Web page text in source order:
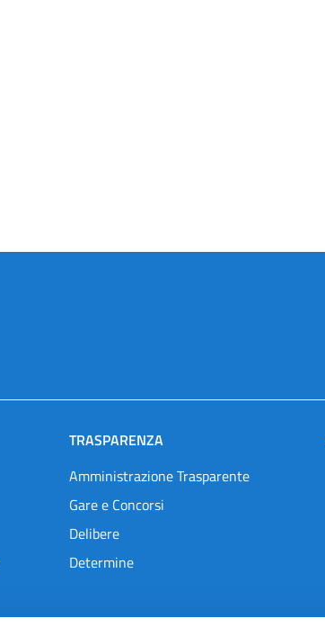
TRASPARENZA
Amministrazione Trasparente
Gare e Concorsi
Delibere
Determine